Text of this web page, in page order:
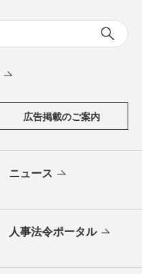
広告掲載のご案内
ニュース
人事法令ポータル